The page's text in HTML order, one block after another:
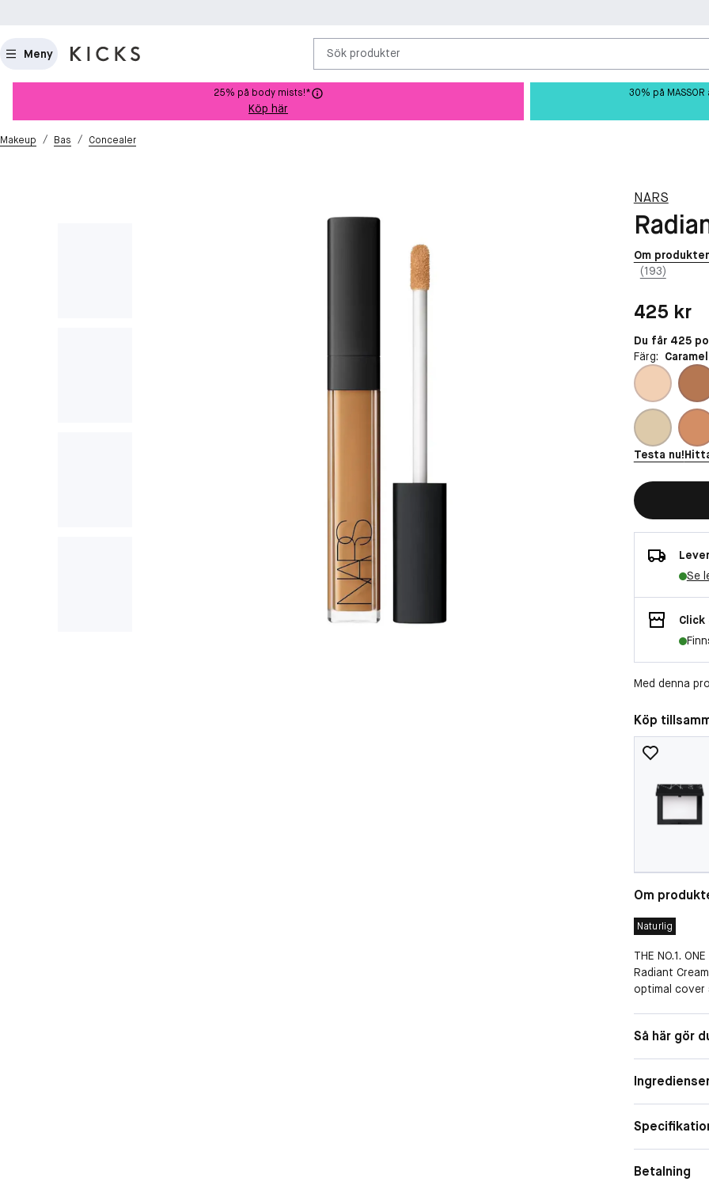
Meny Sök produkter
25% på body mists!*
Köp här
30% på
Makeup / Bas / Concealer
NARS
Om
(193)
Färg: Caramel
Testa nu!
Pris: 425 kr
425 kr
Du får 425
Se
Med denna
Köp
Om
Naturlig
THE NO.1.
Radiant
optimal cover
finish, är
Concealern
Concealern
och parfymfri
Så här gör
Betalning